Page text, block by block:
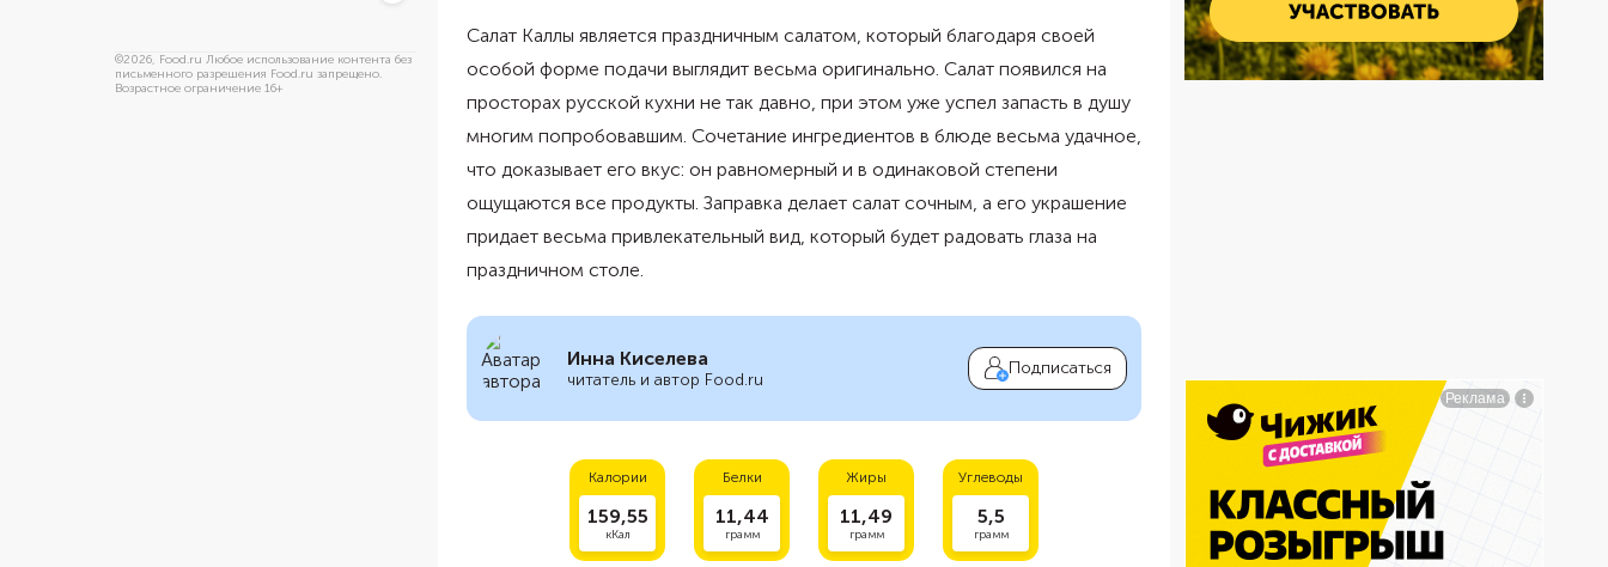
©2026, Food.ru Любое использование контента без
письменного разрешения Food.ru запрещено.
Возрастное ограничение 16+
Салат Каллы является праздничным салатом, который благодаря своей
особой форме подачи выглядит весьма оригинально. Салат появился на
просторах русской кухни не так давно, при этом уже успел запасть в душу
многим попробовавшим. Сочетание ингредиентов в блюде весьма удачное,
что доказывает его вкус: он равномерный и в одинаковой степени
ощущаются все продукты. Заправка делает салат сочным, а его украшение
придает весьма привлекательный вид, который будет радовать глаза на
праздничном столе.
Инна Киселева
читатель и автор Food.ru
Подписаться
Калории
159,55
кКал
Белки
11,44
грамм
Жиры
11,49
грамм
Углеводы
5,5
грамм